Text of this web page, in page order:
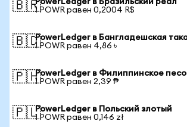
🇧🇷PowerLedger в Бразильский реал
1 POWR равен 0,2004 R$
🇧🇩PowerLedger в Бангладешская
1 POWR равен 4,86 ৳
🇵🇭PowerLedger в Филиппинское песо
1 POWR равен 2,39 ₱
🇵🇱PowerLedger в Польский злотый
1 POWR равен 0,146 zł